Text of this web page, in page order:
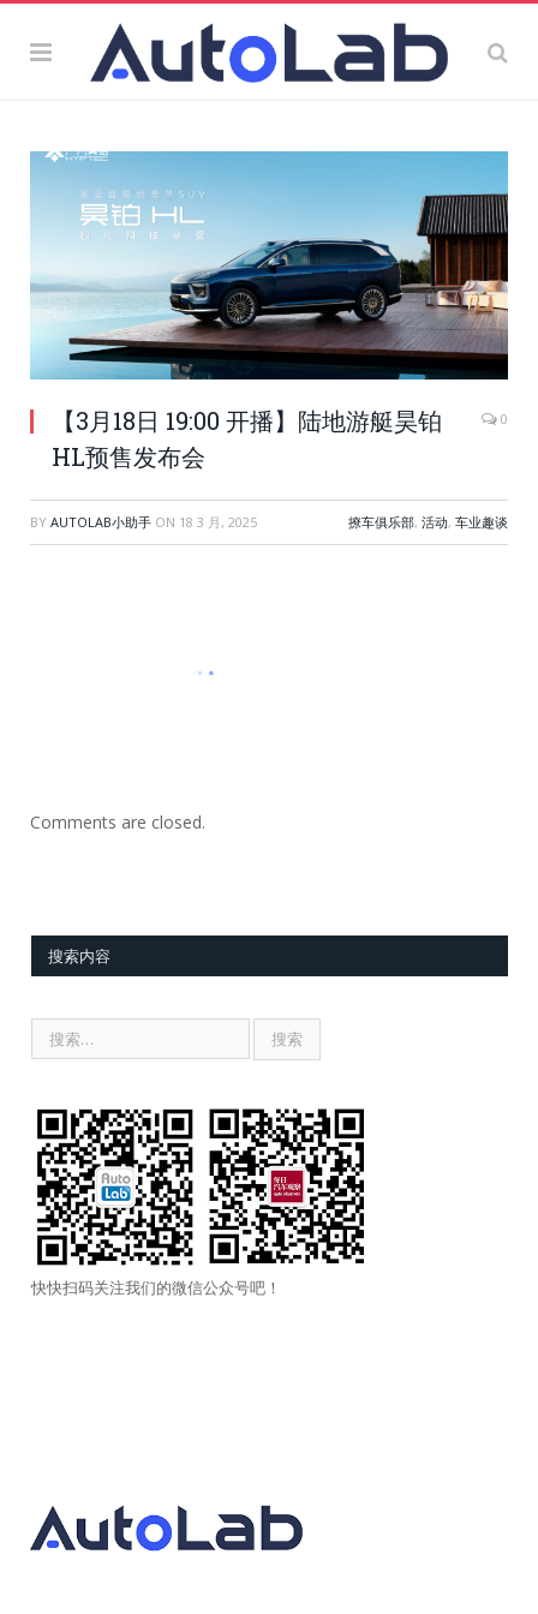
【3月18日 19:00 开播】陆地游艇昊铂
HL预售发布会
0
BY AUTOLAB小助手 ON 18 3 月, 2025 撩车俱乐部, 活动, 车业趣谈
Comments are closed.
搜索内容
快快扫码关注我们的微信公众号吧！